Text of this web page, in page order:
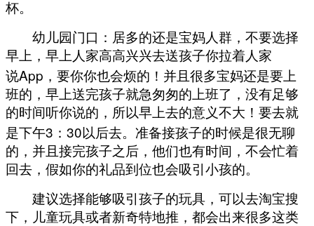
杯。
幼儿园门口：居多的还是宝妈人群，不要选择
早上，早上人家高高兴兴去送孩子你拉着人家
说App ，要你你也会烦的！并且很多宝妈还是要上
班的，早上送完孩子就急匆匆的上班了，没有足够
的时间听你说的，所以早上去的意义不大！要去就
是下午3 ： 30以后去。准备接孩子的时候是很无聊
的，并且接完孩子之后，他们也有时间，不会忙着
回去，假如你的礼品到位也会吸引小孩的。
建议选择能够吸引孩子的玩具，可以去淘宝搜
下，儿童玩具或者新奇特地推，都会出来很多这类